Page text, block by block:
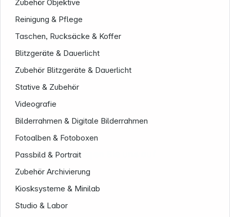
Zubehör Objektive
Reinigung & Pflege
Taschen, Rucksäcke & Koffer
Blitzgeräte & Dauerlicht
Zubehör Blitzgeräte & Dauerlicht
Stative & Zubehör
Videografie
Bilderrahmen & Digitale Bilderrahmen
Fotoalben & Fotoboxen
Passbild & Portrait
Zubehör Archivierung
Kiosksysteme & Minilab
Studio & Labor
Service
Folgen Sie uns auf